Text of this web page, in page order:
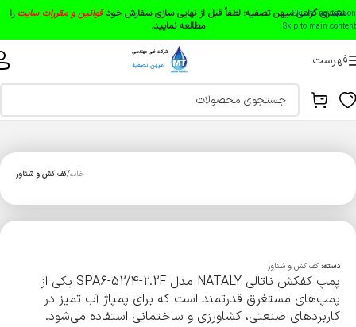
Skip to navigation
Skip to main content
مشتری گرامی میهن تصفیه: لطفاً قبل از نهایی سازی سفارش خودقوانین و مقررات سایت را
مطالعه نمایید.
فهرست
خانه کف کش و شناور
دسته: کف کش و شناور
پمپ کفکش ناتالی NATALY مدل SPA6-52/4-2.2F یکی از
پمپ‌های مستغرق قدرتمند است که برای پمپاژ آب تمیز در
کاربردهای صنعتی، کشاورزی و ساختمانی استفاده می‌شود.